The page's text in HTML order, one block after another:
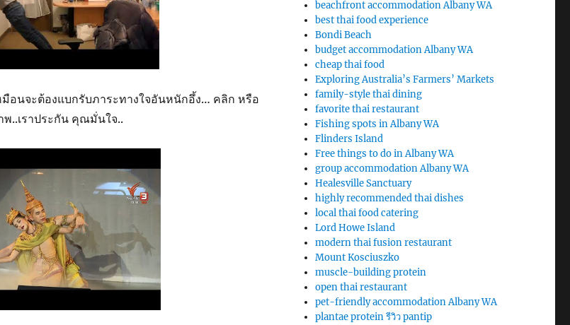
มือนจะต้องแบกรับภาระทางใจอันหนักอึ้ง… คลิก หรือ
..เราประกัน คุณมั่นใจ..
beachfront accommodation Albany WA
best thai food experience
Bondi Beach
budget accommodation Albany WA
cheap thai food
Exploring Australia’s Farmers’ Markets
family-style thai dining
favorite thai restaurant
Fishing spots in Albany WA
Flinders Island
Free things to do in Albany WA
group accommodation Albany WA
Healesville Sanctuary
highly recommended thai dishes
local thai food catering
Lord Howe Island
modern thai fusion restaurant
Mount Kosciuszko
muscle-building protein
open thai restaurant
pet-friendly accommodation Albany WA
plantae protein รีวิว pantip